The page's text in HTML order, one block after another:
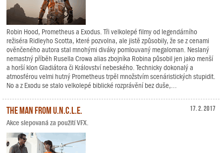
Robin Hood, Prometheus a Exodus. Tři velkolepé filmy od legendárního
režiséra Ridleyho Scotta, které pozvolna, ale jistě způsobily, že se z cenami
ověnčeného autora stal mnohými diváky pomlouvaný megaloman. Neslaný
nemastný příběh Rusella Crowa alias zbojníka Robina působil jen jako menší
a horší klon Gladiátora či Království nebeského. Technicky dokonalý a
atmosférou velmi hutný Prometheus trpěl množstvím scenáristických stupidit.
No a z Exodu se stalo velkolepé biblické rozprávění bez duše,...
17. 2. 2017
The Man from U.N.C.L.E.
Akce slepovaná za použití VFX.